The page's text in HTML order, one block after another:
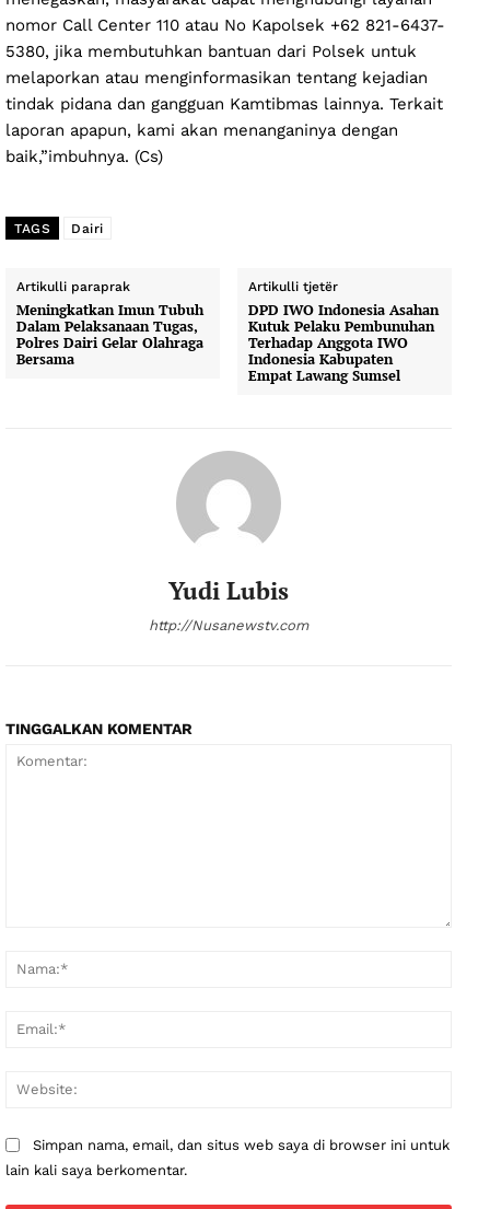
nomor Call Center 110 atau No Kapolsek +62 821-6437-
5380, jika membutuhkan bantuan dari Polsek untuk
melaporkan atau menginformasikan tentang kejadian
tindak pidana dan gangguan Kamtibmas lainnya. Terkait
laporan apapun, kami akan menanganinya dengan
baik,”imbuhnya. (Cs)
TAGS Dairi
Artikulli paraprak
Meningkatkan Imun Tubuh
Dalam Pelaksanaan Tugas,
Polres Dairi Gelar Olahraga
Bersama
Artikulli tjetër
DPD IWO Indonesia Asahan
Kutuk Pelaku Pembunuhan
Terhadap Anggota IWO
Indonesia Kabupaten
Empat Lawang Sumsel
Yudi Lubis
http://Nusanewstv.com
TINGGALKAN KOMENTAR
Simpan nama, email, dan situs web saya di browser ini untuk
lain kali saya berkomentar.